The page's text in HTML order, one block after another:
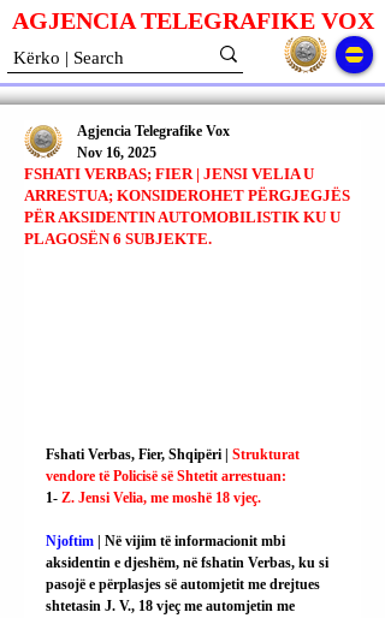
AGJENCIA TELEGRAFIKE VOX
FSHATI VERBAS; FIER | JENSI VELIA U
ARRESTUA; KONSIDEROHET PËRGJEGJËS
PËR AKSIDENTIN AUTOMOBILISTIK KU U
PLAGOSËN 6 SUBJEKTE.
Agjencia Telegrafike Vox
Nov 16, 2025
Fshati Verbas, Fier, Shqipëri | Strukturat
vendore të Policisë së Shtetit arrestuan:
1- Z. Jensi Velia, me moshë 18 vjeç.
Njoftim | Në vijim të informacionit mbi
aksidentin e djeshëm, në fshatin Verbas, ku si
pasojë e përplasjes së automjetit me drejtues
shtetasin J. V., 18 vjeç me automjetin me